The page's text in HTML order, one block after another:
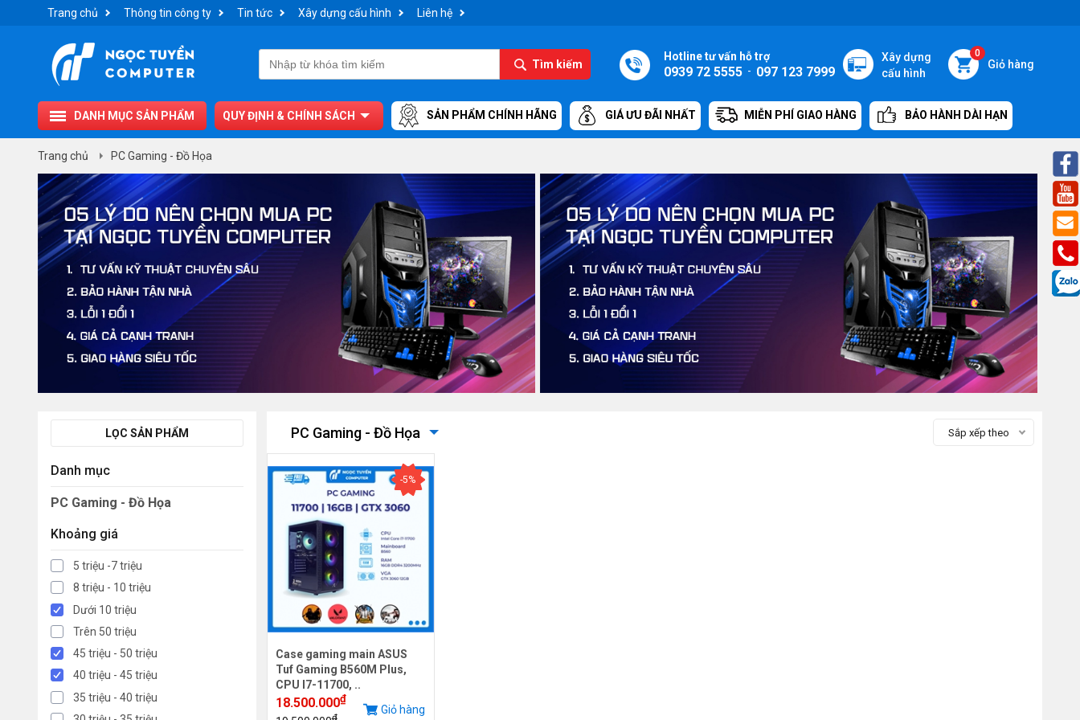
Trang chủ Thông tin công ty Tin tức Xây dựng cấu hình Liên hệ
Tìm kiếm
0
Giỏ hàng
Xây dựng
cấu hình
Hotline tư vấn hỗ trợ
0939 72 5555 - 097 123 7999
DANH MỤC SẢN PHẨM QUY ĐỊNH & CHÍNH SÁCH SẢN PHẨM CHÍNH HÃNG GIÁ ƯU ĐÃI NHẤT MIỄN PHÍ GIAO HÀNG BẢO HÀNH DÀI HẠN
Trang chủ PC Gaming - Đồ Họa
LỌC SẢN PHẨM
Danh mục
PC Gaming - Đồ Họa
Khoảng giá
5 triệu -7 triệu
8 triệu - 10 triệu
Dưới 10 triệu
Trên 50 triệu
45 triệu - 50 triệu
40 triệu - 45 triệu
35 triệu - 40 triệu
PC Gaming - Đồ Họa Sắp xếp theo
-5%
Case gaming main ASUS
Tuf Gaming B560M Plus,
CPU I7-11700, ..
18.500.000₫
₫
Giỏ hàng